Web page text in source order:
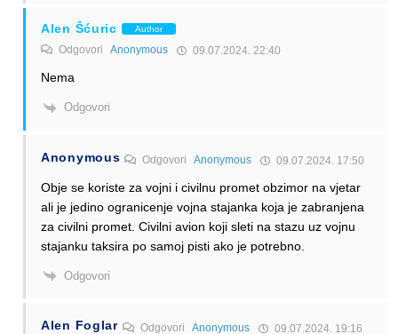
Alen Šćuric Author
Odgovori Anonymous 09.07.2024. 22:40
Nema
Odgovori
Anonymous OdgovoriAnonymous 09.07.2024. 17:50
Obje se koriste za vojni i civilnu promet obzimor na vjetar
ali je jedino ogranicenje vojna stajanka koja je zabranjena
za civilni promet. Civilni avion koji sleti na stazu uz vojnu
stajanku taksira po samoj pisti ako je potrebno.
Odgovori
Alen Foglar Odgovori Anonymous 09.07.2024. 19:16